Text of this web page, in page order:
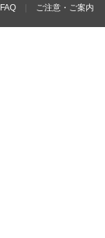
FAQ ご注意・ご案内